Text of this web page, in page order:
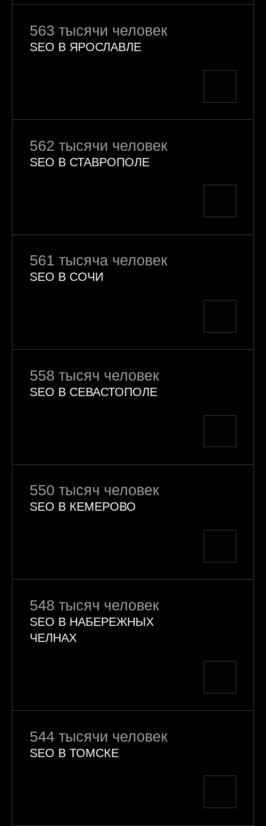
563 тысячи человек
SEO В ЯРОСЛАВЛЕ
562 тысячи человек
SEO В СТАВРОПОЛЕ
561 тысяча человек
SEO В СОЧИ
558 тысяч человек
SEO В СЕВАСТОПОЛЕ
550 тысяч человек
SEO В КЕМЕРОВО
548 тысяч человек
SEO В НАБЕРЕЖНЫХ
ЧЕЛНАХ
544 тысячи человек
SEO В ТОМСКЕ